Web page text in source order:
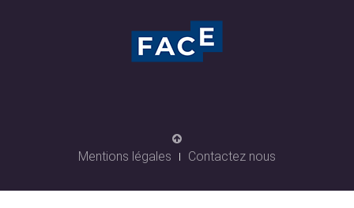
Mentions légales Contactez nous